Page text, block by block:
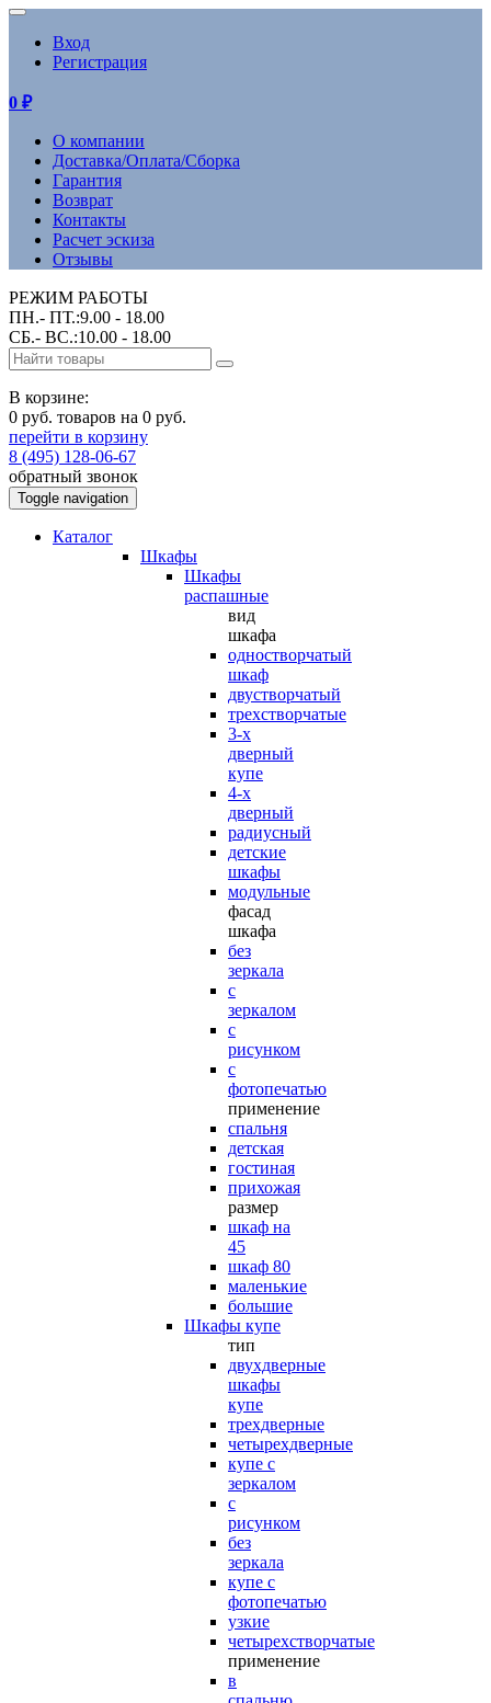
Вход
Регистрация
0 ₽
О компании
Доставка/Оплата/Сборка
Гарантия
Возврат
Контакты
Расчет эскиза
Отзывы
РЕЖИМ РАБОТЫ
ПН.- ПТ.:9.00 - 18.00
СБ.- ВС.:10.00 - 18.00
В корзине:
0 руб. товаров на 0 руб.
перейти в корзину
8 (495) 128-06-67
обратный звонок
Toggle navigation
Каталог
Шкафы
Шкафы
распашные
вид
шкафа
одностворчатый
шкаф
двустворчатый
трехстворчатые
3-х
дверный
купе
4-х
дверный
радиусный
детские
шкафы
модульные
фасад
шкафа
без
зеркала
с
зеркалом
с
рисунком
с
фотопечатью
применение
спальня
детская
гостиная
прихожая
размер
шкаф на
45
шкаф 80
маленькие
большие
Шкафы купе
тип
двухдверные
шкафы
купе
трехдверные
четырехдверные
купе с
зеркалом
с
рисунком
без
зеркала
купе с
фотопечатью
узкие
четырехстворчатые
применение
в